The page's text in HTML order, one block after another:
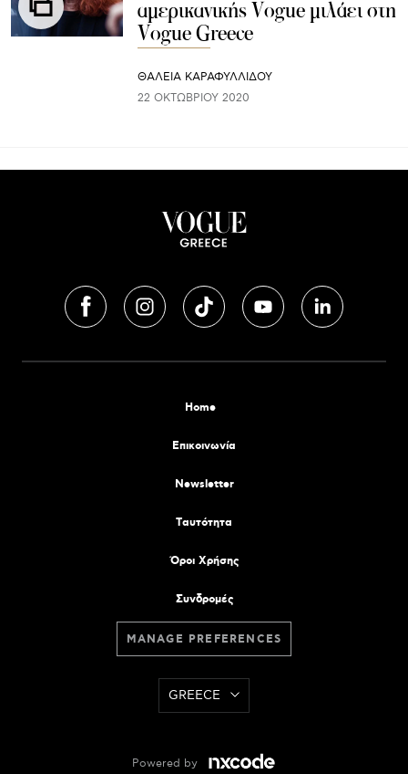
αμερικανικής Vogue μιλάει στη
Vogue Greece
ΘΑΛΕΙΑ ΚΑΡΑΦΥΛΛΙΔΟΥ
22 ΟΚΤΩΒΡΊΟΥ 2020
Home
Επικοινωνία
Newsletter
Tαυτότητα
Όροι Χρήσης
Συνδρομές
MANAGE PREFERENCES
GREECE
Powered by